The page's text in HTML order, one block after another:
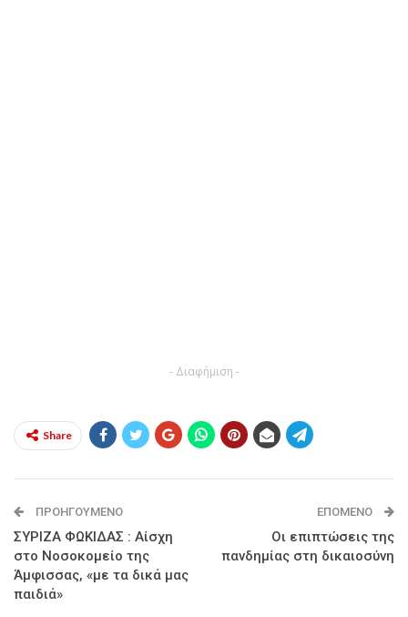
- Διαφήμιση -
Share
ΠΡΟΗΓΟΎΜΕΝΟ
ΣΥΡΙΖΑ ΦΩΚΙΔΑΣ : Αίσχη
στο Νοσοκομείο της
Άμφισσας, «με τα δικά μας
παιδιά»
ΕΠΌΜΕΝΟ
Οι επιπτώσεις της
πανδημίας στη δικαιοσύνη